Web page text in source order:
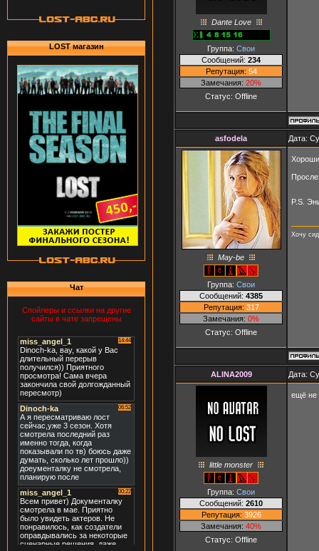
LOST магазин
Чат
Спойлеры и ссылки на другие
сайты в чате запрещены
Dante Love
Группа: Свои
Сообщений: 234
Репутация: 54
Замечания: 20%
Статус: Offline
asfodela Дата:
May-be
Группа: Свои
Сообщений: 4385
Репутация: 317
Замечания: 0%
Статус: Offline
P.S.
Хочу
ALINA2009 Дата:
little monster
Группа: Свои
Сообщений: 2610
Репутация: 3926
Замечания: 40%
Статус: Offline
ещё не